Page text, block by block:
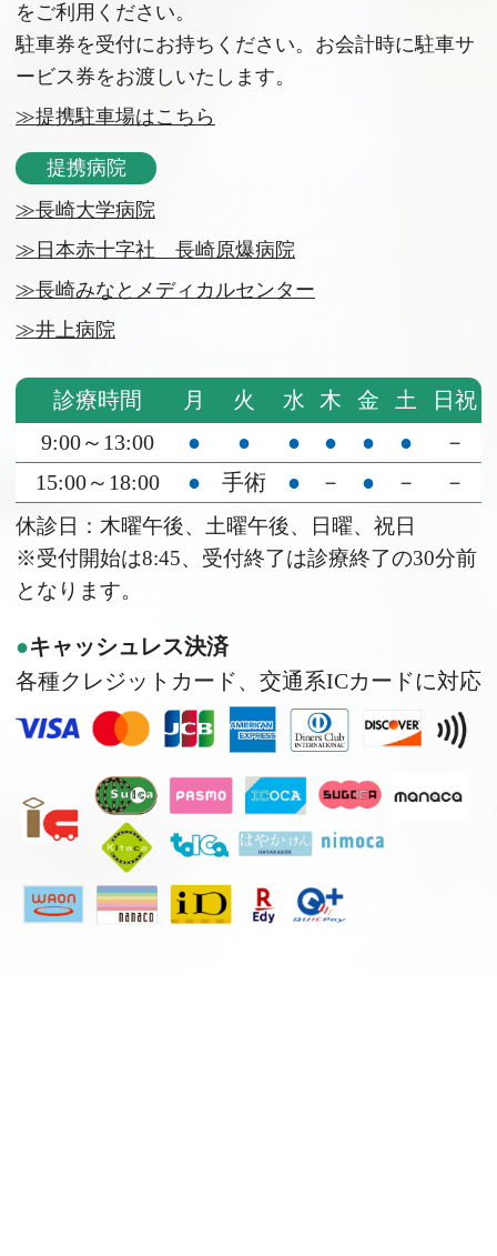
をご利用ください。
駐車券を受付にお持ちください。お会計時に駐車サ
ービス券をお渡しいたします。
≫提携駐車場はこちら
提携病院
≫長崎大学病院
≫日本赤十字社 長崎原爆病院
≫長崎みなとメディカルセンター
≫井上病院
休診日：木曜午後、土曜午後、日曜、祝日
※受付開始は8:45、受付終了は診療終了の30分前
となります。
診療時間 月 火 水 木 金 土
日祝
9:00～13:00
● ● ● ● ● ●
－
15:00～18:00
● 手術 ● － ● － －
キャッシュレス決済
各種クレジットカード、交通系ICカードに対応